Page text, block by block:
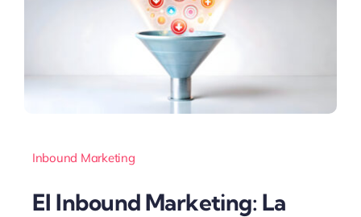
Inbound Marketing
El Inbound Marketing: La